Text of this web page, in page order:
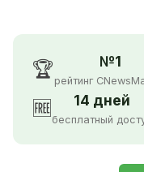
🏆 №1
рейтинг
🆓 14 дней
бесплатный